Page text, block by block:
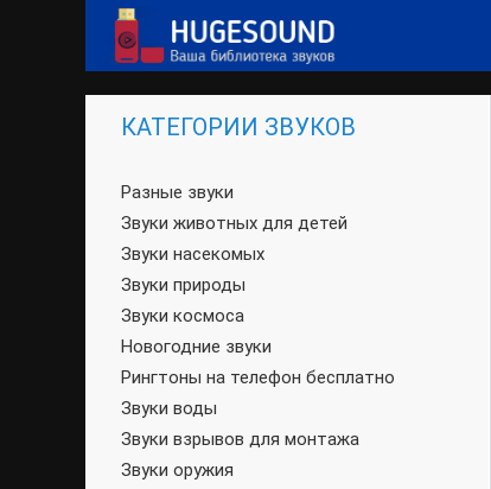
КАТЕГОРИИ ЗВУКОВ
Разные звуки
Звуки животных для детей
Звуки насекомых
Звуки природы
Звуки космоса
Новогодние звуки
Рингтоны на телефон бесплатно
Звуки воды
Звуки взрывов для монтажа
Звуки оружия